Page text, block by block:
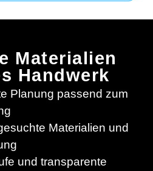
Materialien
Handwerk
Planung passend zum
Materialien und
und transparente